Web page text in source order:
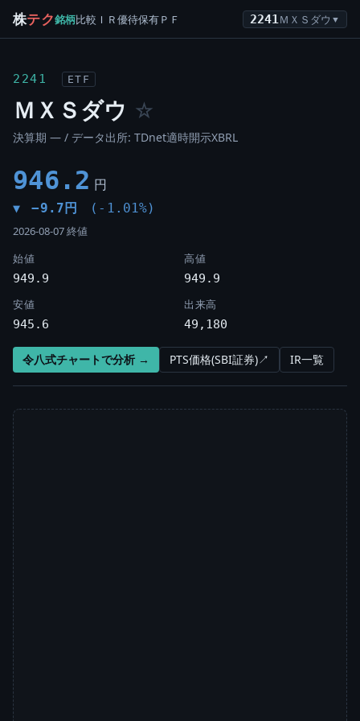
株テク銘柄比較 ＩＲ優待保有ＰＦ 2241 ＭＸＳダウ ▼
2241 ETF
ＭＸＳダウ ☆
決算期 — / データ出所: TDnet適時開示XBRL
946.2 円
▼ −9.7円 (-1.01%)
2026-08-07 終値
始値
949.9
高値
949.9
安値
945.6
出来高
49,180
令八式チャートで分析 → PTS価格(SBI証券)↗ IR一覧